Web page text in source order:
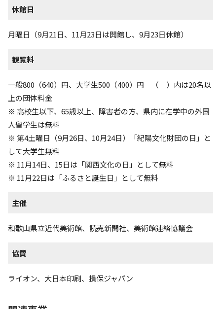
休館日
月曜日（9月21日、11月23日は開館し、9月23日休館）
観覧料
一般800（640）円、大学生500（400）円 （ ）内は20名以
上の団体料金
※ 高校生以下、65歳以上、障害者の方、県内に在学中の外国
人留学生は無料
※ 第4土曜日（9月26日、10月24日）「紀陽文化財団の日」と
して大学生無料
※ 11月14日、15日は「関西文化の日」として無料
※ 11月22日は「ふるさと誕生日」として無料
主催
和歌山県立近代美術館、読売新聞社、美術館連絡協議会
協賛
ライオン、大日本印刷、損保ジャパン